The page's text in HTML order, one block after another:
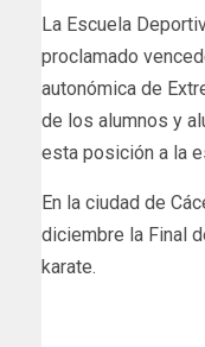
La Escuela
proclamado
autonómica de
de los alumnos y
esta posición a la
En la ciudad de
diciembre la Final
karate.